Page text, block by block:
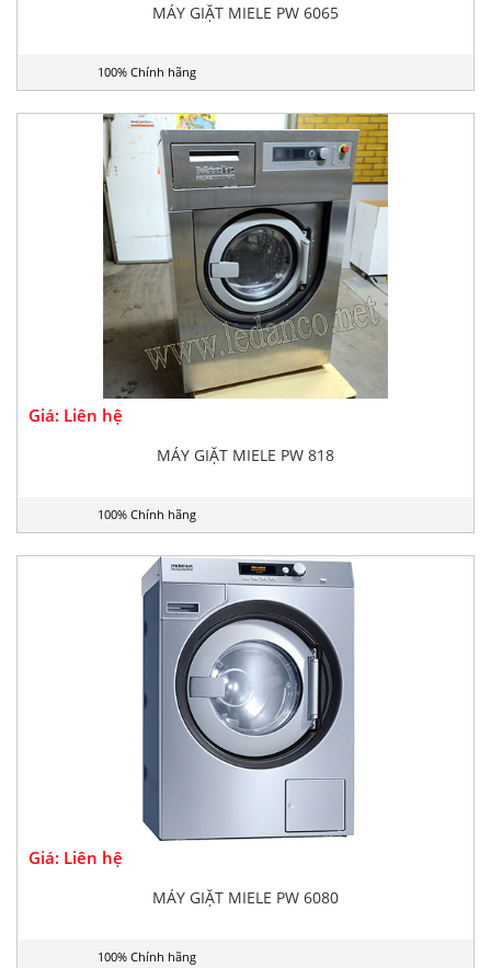
MÁY GIẶT MIELE PW 6065
100% Chính hãng
Giá: Liên hệ
MÁY GIẶT MIELE PW 818
100% Chính hãng
Giá: Liên hệ
MÁY GIẶT MIELE PW 6080
100% Chính hãng